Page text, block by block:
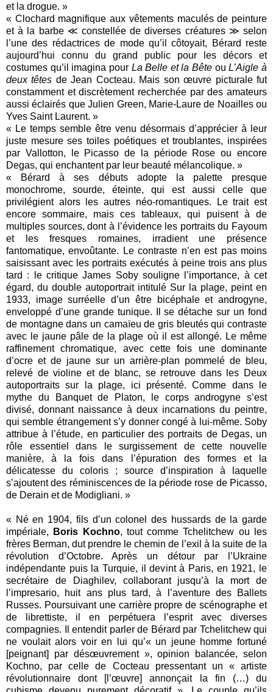
et la drogue. »
« Clochard magnifique aux vêtements maculés de peinture
et à la barbe ≪ constellée de diverses créatures ≫ selon
l’une des rédactrices de mode qu’il côtoyait, Bérard reste
aujourd’hui connu du grand public pour les décors et
costumes qu’il imagina pour La Belle et la Bête ouL’Aigle à
deux têtes de Jean Cocteau. Mais son œuvre picturale fut
constamment et discrètement recherchée par des amateurs
aussi éclairés que Julien Green, Marie-Laure de Noailles ou
Yves Saint Laurent. »
« Le temps semble être venu désormais d’apprécier à leur
juste mesure ses toiles poétiques et troublantes, inspirées
par Vallotton, le Picasso de la période Rose ou encore
Degas, qui enchantent par leur beauté mélancolique. »
« Bérard à ses débuts adopte la palette presque
monochrome, sourde, éteinte, qui est aussi celle que
privilégient alors les autres néo-romantiques. Le trait est
encore sommaire, mais ces tableaux, qui puisent à de
multiples sources, dont à l’évidence les portraits du Fayoum
et les fresques romaines, irradient une présence
fantomatique, envoûtante. Le contraste n’en est pas moins
saisissant avec les portraits exécutés à peine trois ans plus
tard : le critique James Soby souligne l’importance, à cet
égard, du double autoportrait intitulé Sur la plage, peint en
1933, image surréelle d’un être bicéphale et androgyne,
enveloppé d’une grande tunique. Il se détache sur un fond
de montagne dans un camaïeu de gris bleutés qui contraste
avec le jaune pâle de la plage où il est allongé. Le même
raffinement chromatique, avec cette fois une dominante
d’ocre et de jaune sur un arrière-plan pommelé de bleu,
relevé de violine et de blanc, se retrouve dans les Deux
autoportraits sur la plage, ici présenté. Comme dans le
mythe du Banquet de Platon, le corps androgyne s’est
divisé, donnant naissance à deux incarnations du peintre,
qui semble étrangement s’y donner congé à lui-même. Soby
attribue à l’étude, en particulier des portraits de Degas, un
rôle essentiel dans le surgissement de cette nouvelle
manière, à la fois dans l’épuration des formes et la
délicatesse du coloris ; source d’inspiration à laquelle
s’ajoutent des réminiscences de la période rose de Picasso,
de Derain et de Modigliani. »
« Né en 1904, fils d’un colonel des hussards de la garde
impériale,
Boris Kochno, tout comme Tchelitchew ou les
frères Berman, dut prendre le chemin de l’exil à la suite de la
révolution d’Octobre. Après un détour par l’Ukraine
indépendante puis la Turquie, il devint à Paris, en 1921, le
secrétaire de Diaghilev, collaborant jusqu’à la mort de
l’impresario, huit ans plus tard, à l’aventure des Ballets
Russes. Poursuivant une carrière propre de scénographe et
de librettiste, il en perpétuera l’esprit avec diverses
compagnies. Il entendit parler de Bérard par Tchelitchew qui
ne voulait alors voir en lui qu’« un jeune homme fortuné
[peignant] par désœuvrement », opinion balancée, selon
Kochno, par celle de Cocteau pressentant un « artiste
révolutionnaire dont [l’œuvre] annonçait la fin (…) du